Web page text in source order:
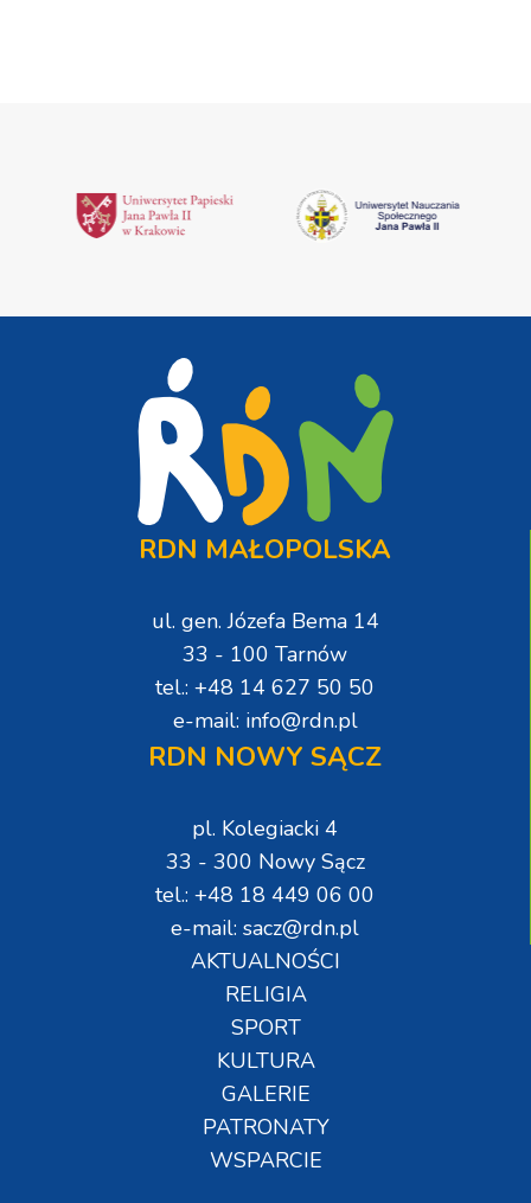
RDN MAŁOPOLSKA
ul. gen. Józefa Bema 14
33 - 100 Tarnów
tel.: +48 14 627 50 50
e-mail: info@rdn.pl
RDN NOWY SĄCZ
pl. Kolegiacki 4
33 - 300 Nowy Sącz
tel.: +48 18 449 06 00
e-mail: sacz@rdn.pl
AKTUALNOŚCI
RELIGIA
SPORT
KULTURA
GALERIE
PATRONATY
WSPARCIE